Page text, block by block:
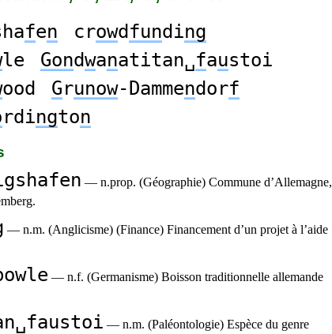
fen crowd funding
le Gondwanatitan␣faustoi
ood Grunow-Dammendorf
rdington
— n.prop. (Géographie) Commune d’Allemagne,
— n.m. (Anglicisme) (Finance) Financement d’un projet à l’aide
— n.f. (Germanisme) Boisson traditionnelle allemande
— n.m. (Paléontologie) Espèce du genre